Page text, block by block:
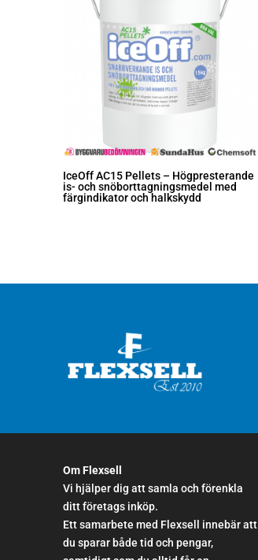
IceOff AC15 Pellets – Högpresterande
is- och snöborttagningsmedel med
färgindikator och halkskydd
Om Flexsell
Vi hjälper dig att samla och förenkla
ditt företags inköp.
Ett samarbete med Flexsell innebär att
du sparar både tid och pengar,